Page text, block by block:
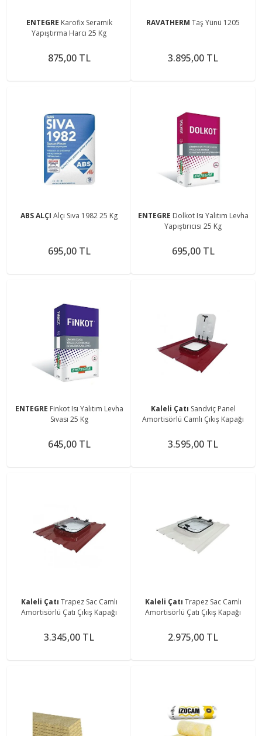
ENTEGRE Karofix Seramik
Yapıştırma Harcı 25 Kg
875,00 TL
RAVATHERM Taş Yünü 1205
3.895,00 TL
ABS ALÇI Alçı Sıva 1982 25 Kg
695,00 TL
ENTEGRE Dolkot Isı Yalıtım Levha
Yapıştırıcısı 25 Kg
695,00 TL
ENTEGRE Finkot Isı Yalıtım Levha
Sıvası 25 Kg
645,00 TL
Kaleli Çatı Sandviç Panel
Amortisörlü Camlı Çıkış Kapağı
3.595,00 TL
Kaleli Çatı Trapez Sac Camlı
Amortisörlü Çatı Çıkış Kapağı
3.345,00 TL
Kaleli Çatı Trapez Sac Camlı
Amortisörlü Çatı Çıkış Kapağı
2.975,00 TL